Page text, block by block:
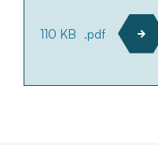
110 KB .pdf